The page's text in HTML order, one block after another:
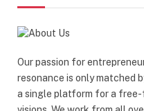
Our passion for
resonance is only matched
a single platform for a